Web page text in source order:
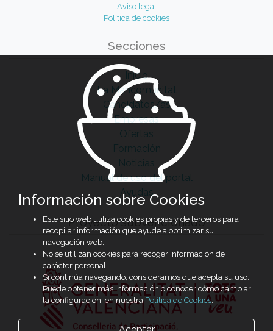
Aviso legal
Política de cookies
Secciones
Inicio
La Mancomunitat
Candidatos/as
Empresas
Ofertas
Formación
Noticias
Manual de uso del portal
Ayudas
Proyecto subvencionado
Información sobre Cookies
Este sitio web utiliza cookies propias y de terceros para
recopilar información que ayude a optimizar su
navegación web.
No se utilizan cookies para recoger información de
carácter personal.
Si continúa navegando, consideramos que acepta su uso.
Puede obtener más información o conocer cómo cambiar
la configuración, en nuestra Política de Cookies.